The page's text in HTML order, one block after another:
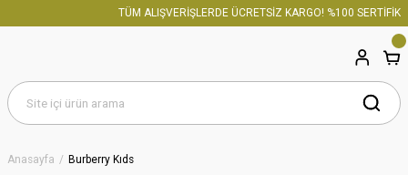
TÜM ALIŞVERİŞLERDE ÜCRETSİZ KARGO! %100
Anasayfa Burberry Kıds